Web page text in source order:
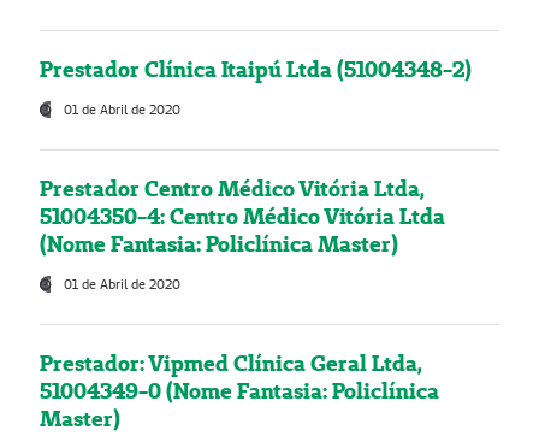
Prestador Clínica Itaipú Ltda (51004348-2)
01 de Abril de 2020
Prestador Centro Médico Vitória Ltda,
51004350-4: Centro Médico Vitória Ltda
(Nome Fantasia: Policlínica Master)
01 de Abril de 2020
Prestador: Vipmed Clínica Geral Ltda,
51004349-0 (Nome Fantasia: Policlínica
Master)